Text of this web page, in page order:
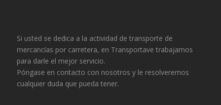
Si usted se dedica a la actividad de transporte de
mercancías por carretera, en Transportave trabajamos
para darle el mejor servicio.
Póngase en contacto con nosotros y le resolveremos
cualquier duda que pueda tener.